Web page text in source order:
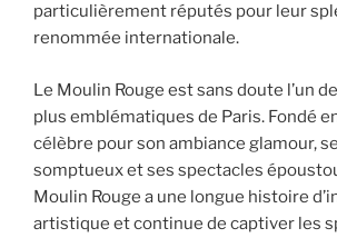
particulièrement réputés pour leur
renommée internationale.
Le Moulin Rouge est sans doute l’un
plus emblématiques de Paris. Fondé
célèbre pour son ambiance glamour,
somptueux et ses spectacles
Moulin Rouge a une longue histoire
artistique et continue de captiver les